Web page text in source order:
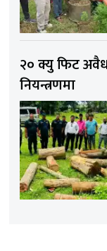
२० क्यु फिट
नियन्त्रणमा